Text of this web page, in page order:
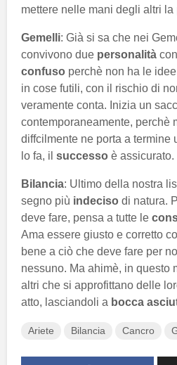
mettere nelle mani degli altri la
Gemelli: Già si sa che nei
convivono due personalità
confuso perchè non ha le
in cose futili, con il rischio di
veramente conta. Inizia un
contemporaneamente, perchè
diffcilmente ne porta a termine
lo fa, il successo è assicurato.
Bilancia: Ultimo della nostra
segno più indeciso di natura.
deve fare, pensa a tutte le
Ama essere giusto e corretto
bene a ciò che deve fare per
nessuno. Ma ahimè, in questo
altri che si approfittano delle
atto, lasciandoli a bocca
Ariete Bilancia Cancro